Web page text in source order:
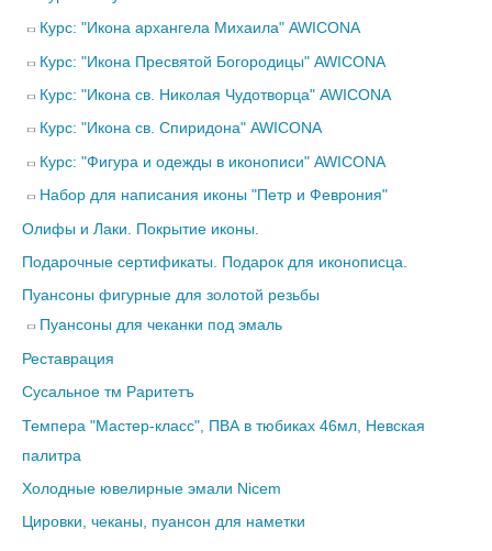
Курс: "Икона архангела Михаила" AWICONA
Курс: "Икона Пресвятой Богородицы" AWICONA
Курс: "Икона св. Николая Чудотворца" AWICONA
Курс: "Икона св. Спиридона" AWICONA
Курс: "Фигура и одежды в иконописи" AWICONA
Набор для написания иконы "Петр и Феврония"
Олифы и Лаки. Покрытие иконы.
Подарочные сертификаты. Подарок для иконописца.
Пуансоны фигурные для золотой резьбы
Пуансоны для чеканки под эмаль
Реставрация
Сусальное тм Раритетъ
Темпера "Мастер-класс", ПВА в тюбиках 46мл, Невская
палитра
Холодные ювелирные эмали Nicem
Цировки, чеканы, пуансон для наметки